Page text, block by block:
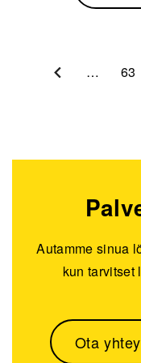
Sivunumerointi… 63
Autamme sinua
kun tarvitset
Ota